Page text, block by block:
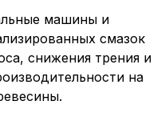
машины и
смазок
снижения трения и
на